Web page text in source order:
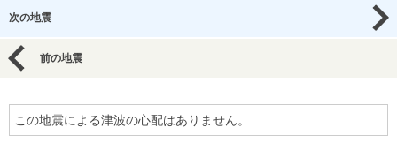
次の地震
前の地震
この地震による津波の心配はありません。